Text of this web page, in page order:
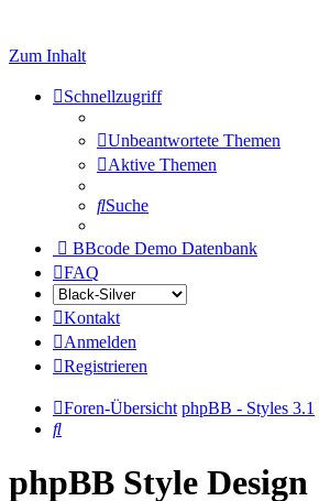
Zum Inhalt
Schnellzugriff
Unbeantwortete Themen
Aktive Themen
Suche
BBcode Demo Datenbank
FAQ
Kontakt
Anmelden
Registrieren
Foren-Übersicht phpBB - Styles 3.1
Suche
phpBB Style Design